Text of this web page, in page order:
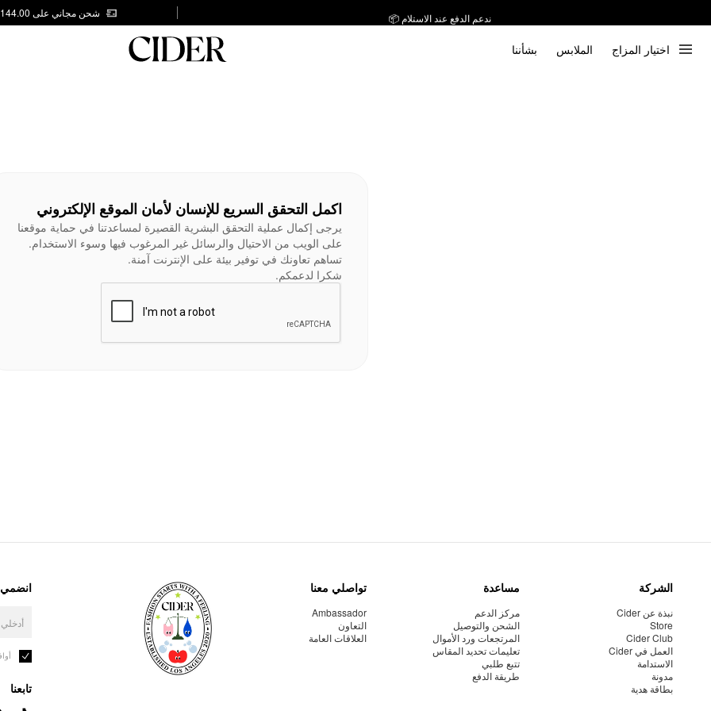
ندعم الدفع عند الاستلام 📦 شحن مجاني على AED 144.00
اختيار المزاج الملابس بشأننا
اكمل التحقق السريع للإنسان لأمان الموقع الإلكتروني
يرجى إكمال عملية التحقق البشرية القصيرة لمساعدتنا في حماية موقعنا
على الويب من الاحتيال والرسائل غير المرغوب فيها وسوء الاستخدام.
تساهم تعاونك في توفير بيئة على الإنترنت آمنة.
شكرا لدعمكم.
الشركة
نبذة عن Cider
Store
Cider Club
العمل في Cider
الاستدامة
مدونة
بطاقة هدية
مساعدة
مركز الدعم
الشحن والتوصيل
المرتجعات ورد الأموال
تعليمات تحديد المقاس
تتبع طلبي
طريقة الدفع
تواصلي معنا
Ambassador
التعاون
العلاقات العامة
انضمي
تابعنا